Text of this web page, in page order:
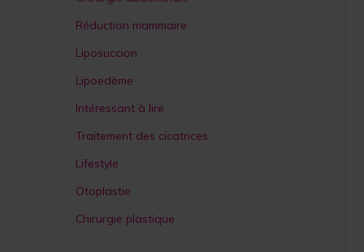
Réduction mammaire
Liposuccion
Lipoedème
Intéressant à lire
Traitement des cicatrices
Lifestyle
Otoplastie
Chirurgie plastique